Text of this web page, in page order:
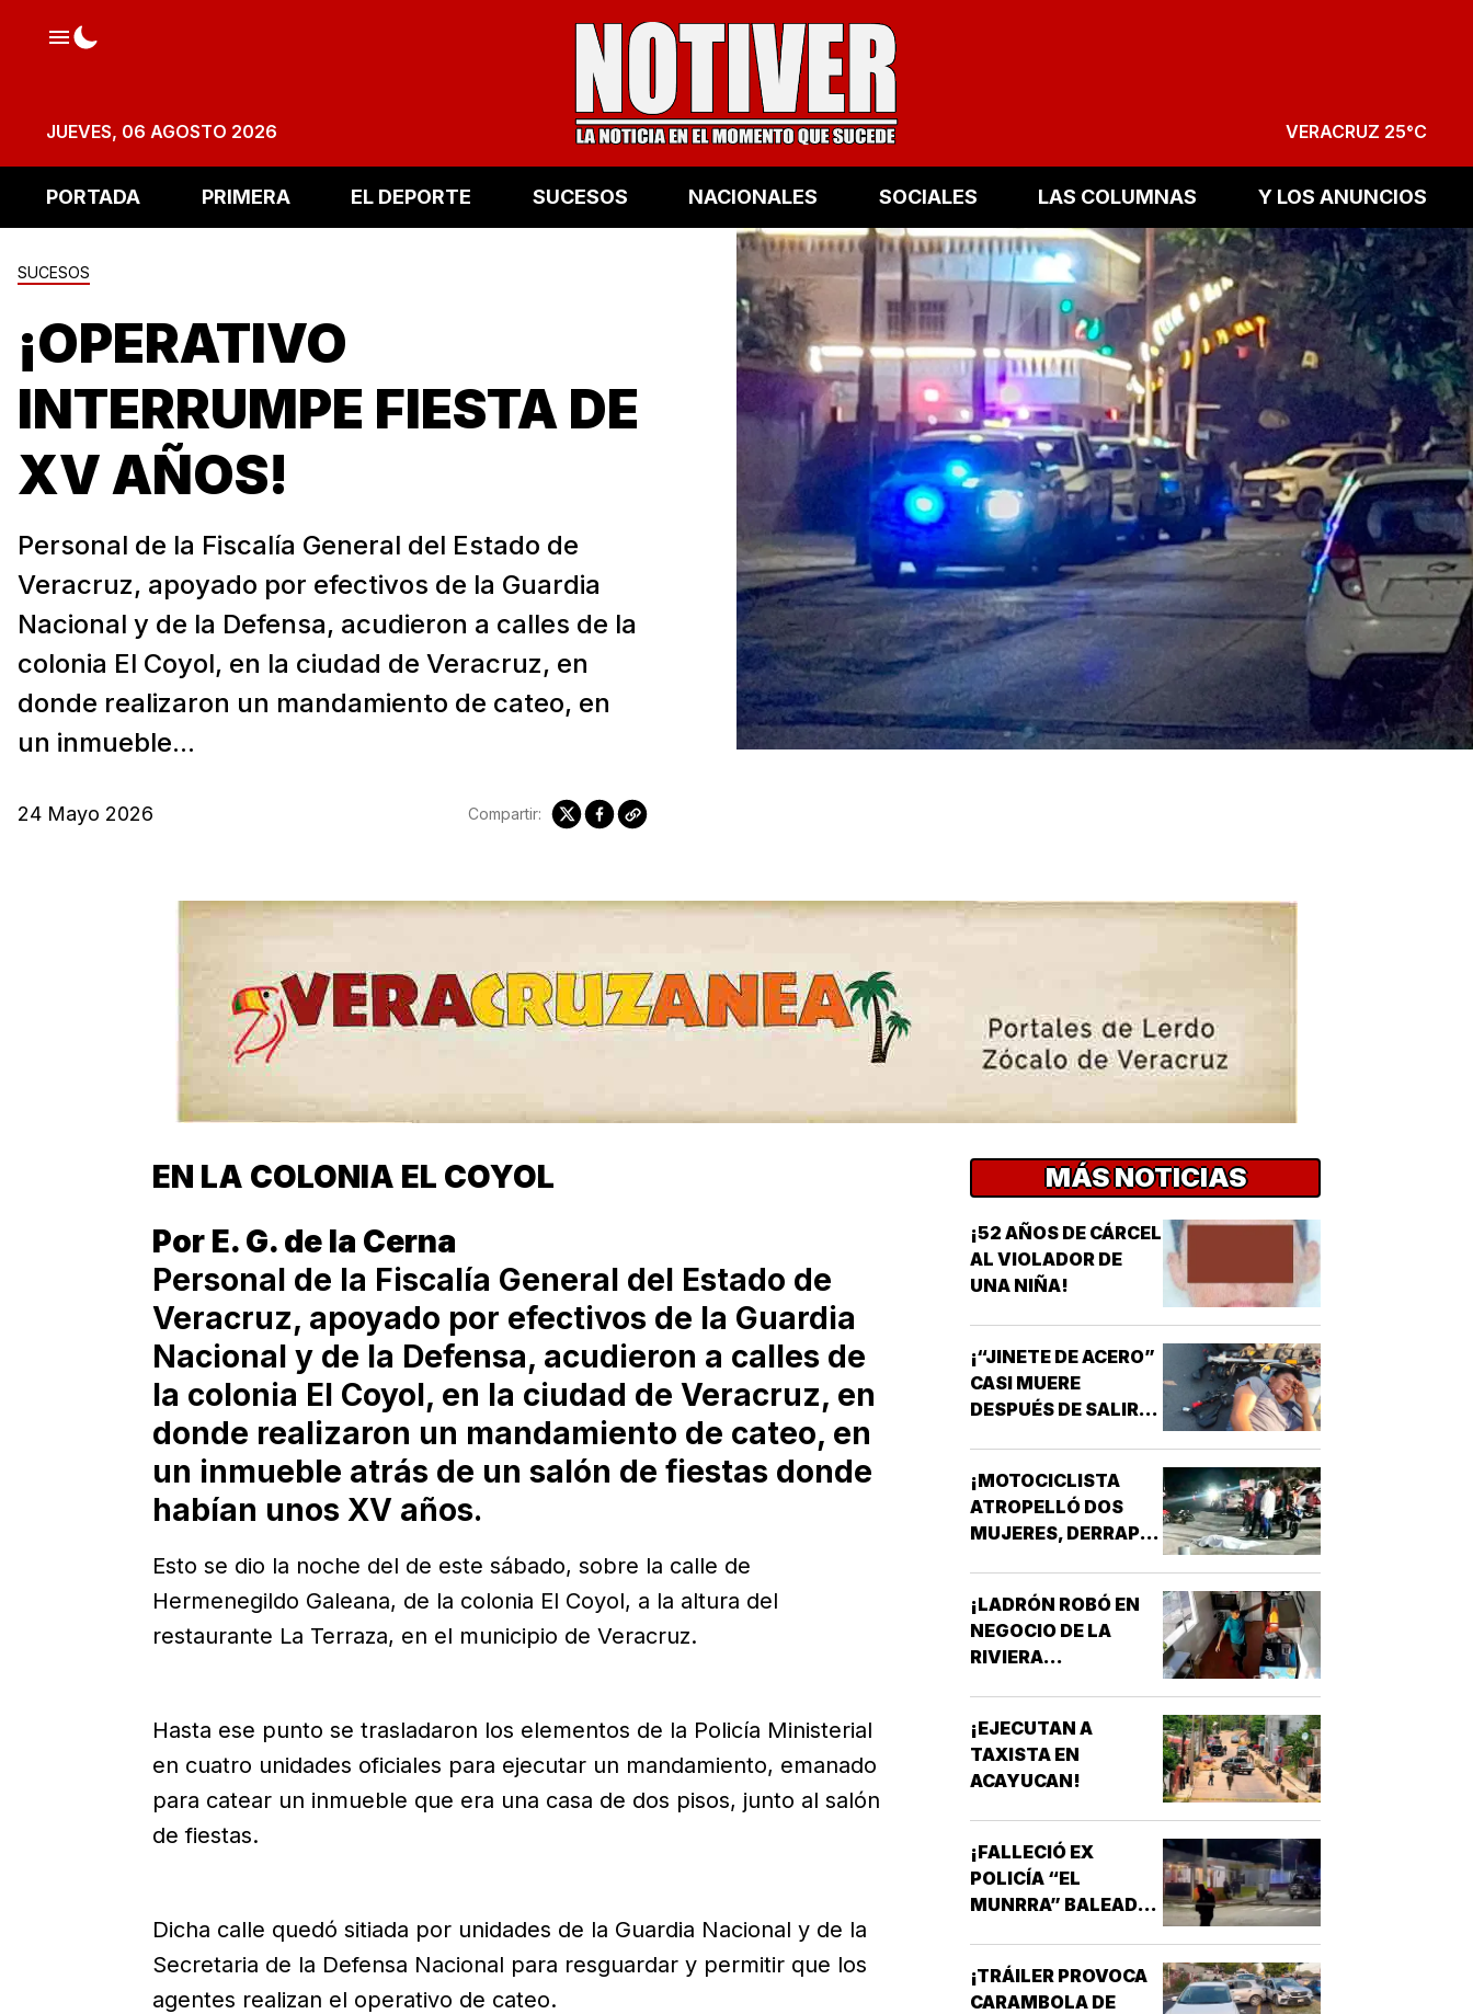
JUEVES, 06 AGOSTO 2026 VERACRUZ 25°C
PORTADA PRIMERA EL DEPORTE SUCESOS NACIONALES SOCIALES LAS COLUMNAS Y LOS ANUNCIOS
SUCESOS
¡OPERATIVO
INTERRUMPE FIESTA DE
XV AÑOS!
Personal de la Fiscalía General del Estado de
Veracruz, apoyado por efectivos de la Guardia
Nacional y de la Defensa, acudieron a calles de la
colonia El Coyol, en la ciudad de Veracruz, en
donde realizaron un mandamiento de cateo, en
un inmueble...
24 Mayo 2026 Compartir:
EN LA COLONIA EL COYOL
Por E. G. de la Cerna
Personal de la Fiscalía General del Estado de
Veracruz, apoyado por efectivos de la Guardia
Nacional y de la Defensa, acudieron a calles de
la colonia El Coyol, en la ciudad de Veracruz, en
donde realizaron un mandamiento de cateo, en
un inmueble atrás de un salón de fiestas donde
habían unos XV años.
Esto se dio la noche del de este sábado, sobre la calle de
Hermenegildo Galeana, de la colonia El Coyol, a la altura del
restaurante La Terraza, en el municipio de Veracruz.
Hasta ese punto se trasladaron los elementos de la Policía Ministerial
en cuatro unidades oficiales para ejecutar un mandamiento, emanado
para catear un inmueble que era una casa de dos pisos, junto al salón
de fiestas.
Dicha calle quedó sitiada por unidades de la Guardia Nacional y de la
Secretaria de la Defensa Nacional para resguardar y permitir que los
agentes realizan el operativo de cateo.
MÁS NOTICIAS
¡52 AÑOS DE CÁRCEL
AL VIOLADOR DE
UNA NIÑA!
¡“JINETE DE ACERO”
CASI MUERE
DESPUÉS DE SALIR
¡MOTOCICLISTA
ATROPELLÓ DOS
MUJERES, DERRAPÓ
¡LADRÓN ROBÓ EN
NEGOCIO DE LA
RIVIERA
¡EJECUTAN A
TAXISTA EN
ACAYUCAN!
¡FALLECIÓ EX
POLICÍA “EL
MUNRRA” BALEADO
¡TRÁILER PROVOCA
CARAMBOLA DE